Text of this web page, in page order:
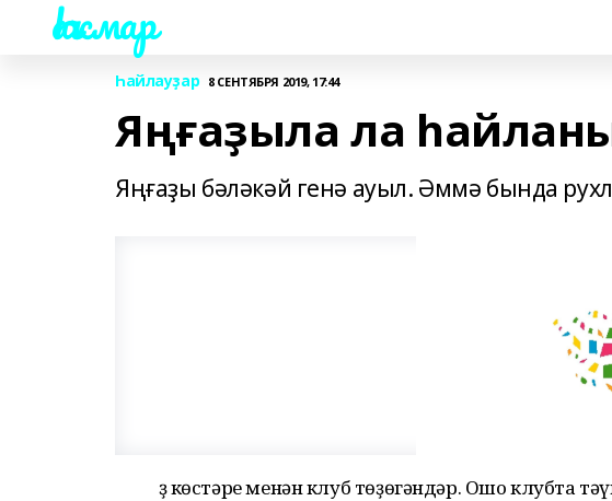
Һаҡмар
Һайлауҙар 8 СЕНТЯБРЯ 2019, 17:44
Яңғаҙыла ла
Яңғаҙы бәләкәй генә ауыл. Әммә бында
Үҙ көстәре менән клуб төҙөгәндәр. Ошо клубта